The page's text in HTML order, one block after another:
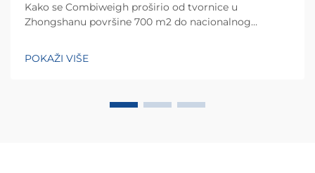
Kako se Combiweigh proširio od tvornice u
Zhongshanu površine 700 m2 do nacionalnog
zemalja. Otkrijte njihova inteligentna rješenja za
tehtanjezažali globalnu konsultaciju OEM/ODM-a još
POKAŽI VIŠE